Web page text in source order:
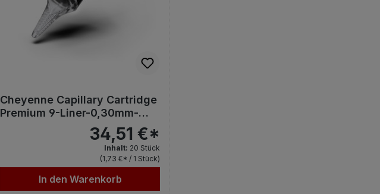
Cheyenne Capillary Cartridge
Premium 9-Liner-0,30mm-
34,51 €*
Inhalt: 20 Stück
(1,73 €* / 1 Stück)
In den Warenkorb